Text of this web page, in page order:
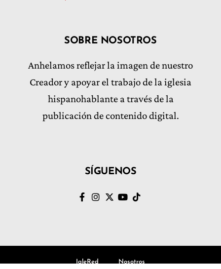
SOBRE NOSOTROS
Anhelamos reflejar la imagen de nuestro
Creador y apoyar el trabajo de la iglesia
hispanohablante a través de la
publicación de contenido digital.
SÍGUENOS
IgleRed Nosotros